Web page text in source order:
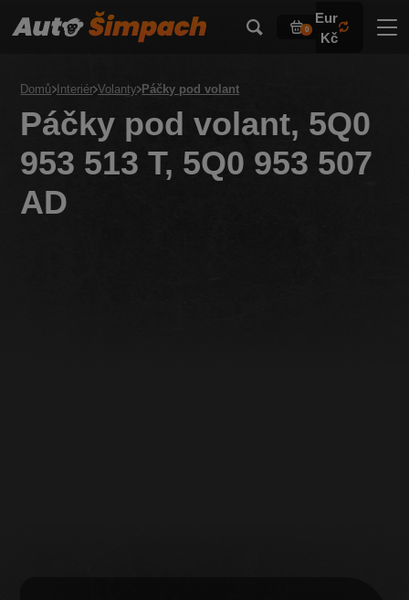
0
Eur
Kč
Domů Interiér Volanty Páčky pod volant
Páčky pod volant, 5Q0
953 513 T, 5Q0 953 507
AD